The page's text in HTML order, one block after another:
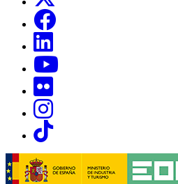
Links, Opens in this window
Links, Opens in this window
Links, Opens in this window
Links, Opens in this window
Links, Opens in this window